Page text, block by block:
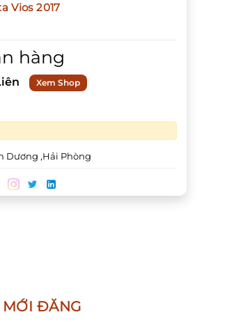
Vios 2017
hàng
Xem Shop
Dương ,Hải Phòng
MỚI ĐĂNG